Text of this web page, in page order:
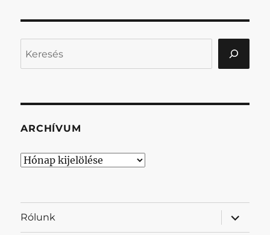
ARCHÍVUM
Archívum
Rólunk
almenü